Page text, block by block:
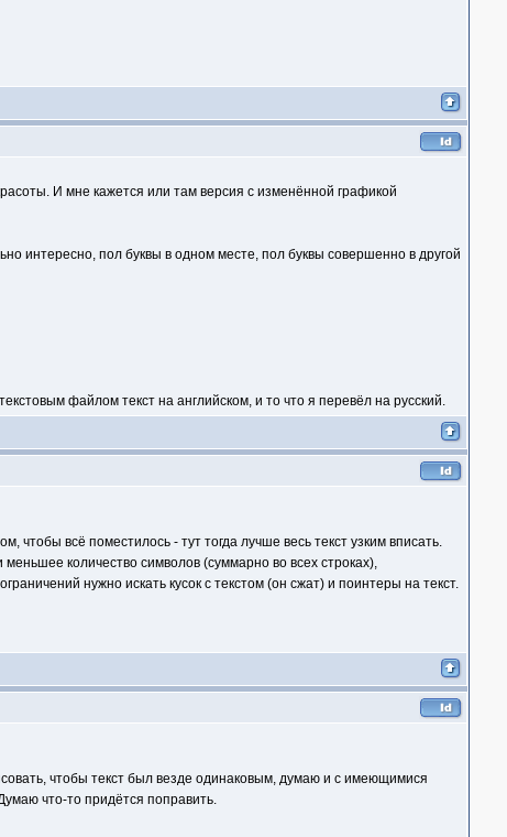
И мне кажется или там версия с изменённой графикой
интересно, пол буквы в одном месте, пол буквы совершенно в другой
файлом текст на английском, и то что я перевёл на русский.
чтобы всё поместилось - тут тогда лучше весь текст узким вписать.
количество символов (суммарно во всех строках),
нужно искать кусок с текстом (он сжат) и поинтеры на текст.
чтобы текст был везде одинаковым, думаю и с имеющимися
что-то придётся поправить.